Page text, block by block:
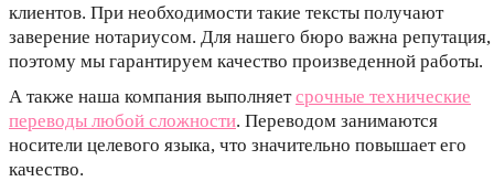
клиентов. При необходимости такие тексты получают
заверение нотариусом. Для нашего бюро важна репутация,
поэтому мы гарантируем качество произведенной работы.
А также наша компания выполняетсрочные технические
переводы любой сложности. Переводом занимаются
носители целевого языка, что значительно повышает его
качество.